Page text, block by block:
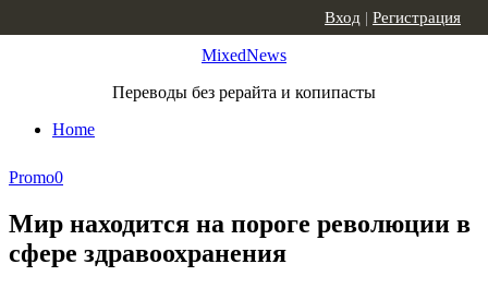
MixedNews
Переводы без рерайта и копипасты
Home
Вход | Регистрация
Promo0
Мир находится на пороге революции в
сфере здравоохранения